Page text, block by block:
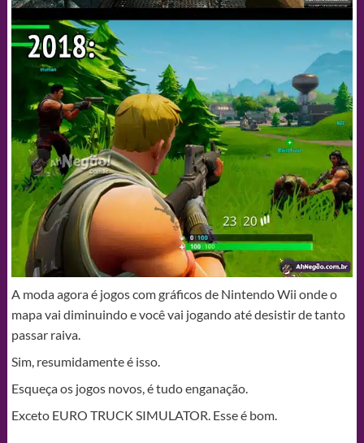
A moda agora é jogos com gráficos de Nintendo Wii onde o
mapa vai diminuindo e você vai jogando até desistir de tanto
passar raiva.
Sim, resumidamente é isso.
Esqueça os jogos novos, é tudo enganação.
Exceto EURO TRUCK SIMULATOR. Esse é bom.